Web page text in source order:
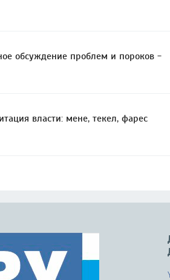
обсуждение проблем и пороков -
власти: мене, текел, фарес